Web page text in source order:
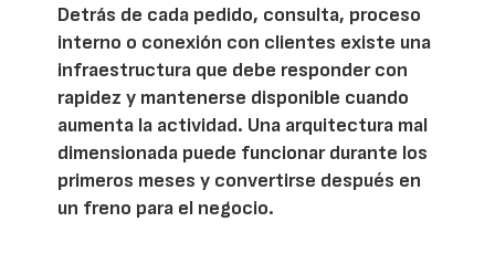
Detrás de cada pedido, consulta, proceso
interno o conexión con clientes existe una
infraestructura que debe responder con
rapidez y mantenerse disponible cuando
aumenta la actividad. Una arquitectura mal
dimensionada puede funcionar durante los
primeros meses y convertirse después en
un freno para el negocio.